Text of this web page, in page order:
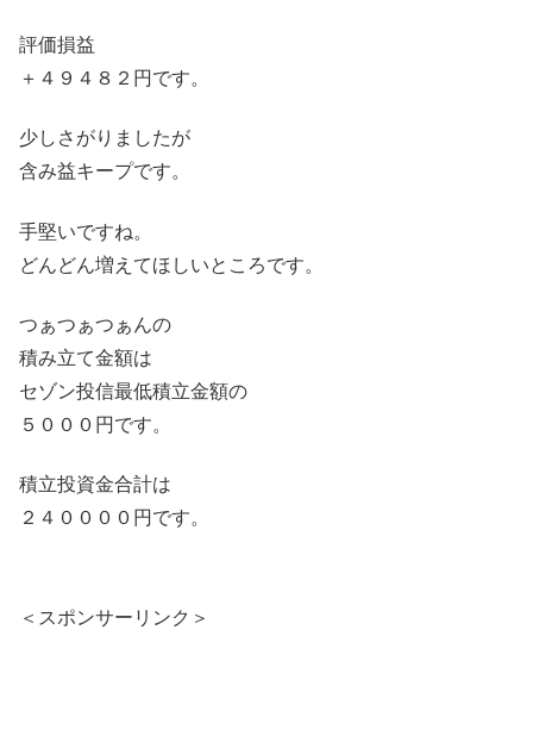
評価損益
＋４９４８２円です。
少しさがりましたが
含み益キープです。
手堅いですね。
どんどん増えてほしいところです。
つぁつぁつぁんの
積み立て金額は
セゾン投信最低積立金額の
５０００円です。
積立投資金合計は
２４００００円です。
＜スポンサーリンク＞